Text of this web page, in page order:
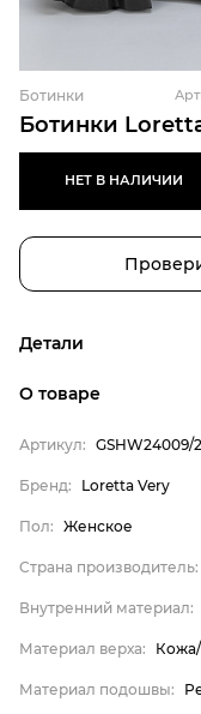
Ботинки
Ботинки
НЕТ В НАЛИЧИИ
Детали
Страна производитель
Внутренний материал
Материал верха
Материал подошвы
Материал стельки
Женское
Италия
О товаре
Артикул: GSHW24009/
Бренд: Loretta Very
Пол: Женское
Страна производитель:
Внутренний материал:
Материал верха: Кожа/
Материал подошвы: